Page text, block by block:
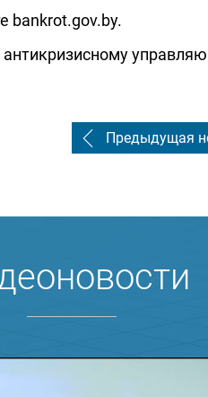
bankrot.gov.by.
Предыдущая